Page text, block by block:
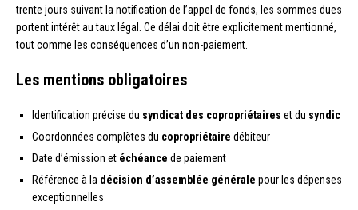
trente jours suivant la notification de l’appel de fonds, les sommes dues
portent intérêt au taux légal. Ce délai doit être explicitement mentionné,
tout comme les conséquences d’un non-paiement.
Les mentions obligatoires
Identification précise du syndicat des copropriétaires et du syndic
Coordonnées complètes du copropriétaire débiteur
Date d’émission et échéance de paiement
Référence à la décision d’assemblée générale pour les dépenses
exceptionnelles